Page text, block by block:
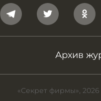
Архив
«Секрет фирмы», 2026